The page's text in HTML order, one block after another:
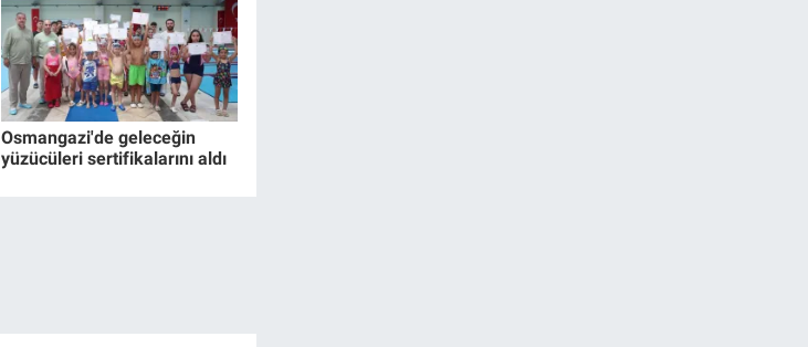
Osmangazi'de geleceğin
yüzücüleri sertifikalarını aldı